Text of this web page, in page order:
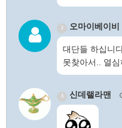
2 오마이베이비
대단들 하십니
못찾아서.. 열
3 신데랠라맨